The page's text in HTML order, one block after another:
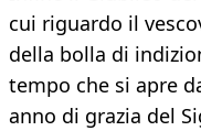
cui riguardo il
della bolla di
tempo che si apre
anno di grazia del